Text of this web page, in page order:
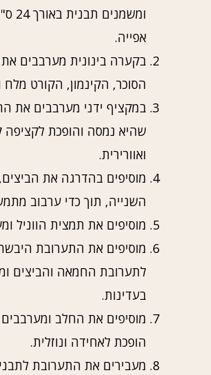
אפייה.
בקערה בינונית מערבבים
הסוכר, הקינמון, הקורט מלח
במקציף ידני מערבבים את
שהיא נמסה והופכת לקציפה
ואוורירית.
מוסיפים בהדרגה את
השנייה, תוך כדי ערבוב
מוסיפים את תמצית הווניל
מוסיפים את התערובת
לתערובת החמאה והביצים
בעדינות.
מוסיפים את החלב
הופכת לאחידה ונוזלית.
מעבירים את התערובת